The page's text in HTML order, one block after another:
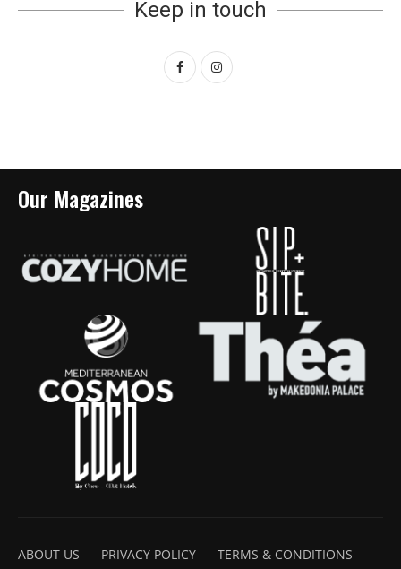
Keep in touch
Our Magazines
ABOUT US PRIVACY POLICY
TERMS & CONDITIONS